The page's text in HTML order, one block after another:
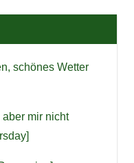
schönes Wetter
mir nicht